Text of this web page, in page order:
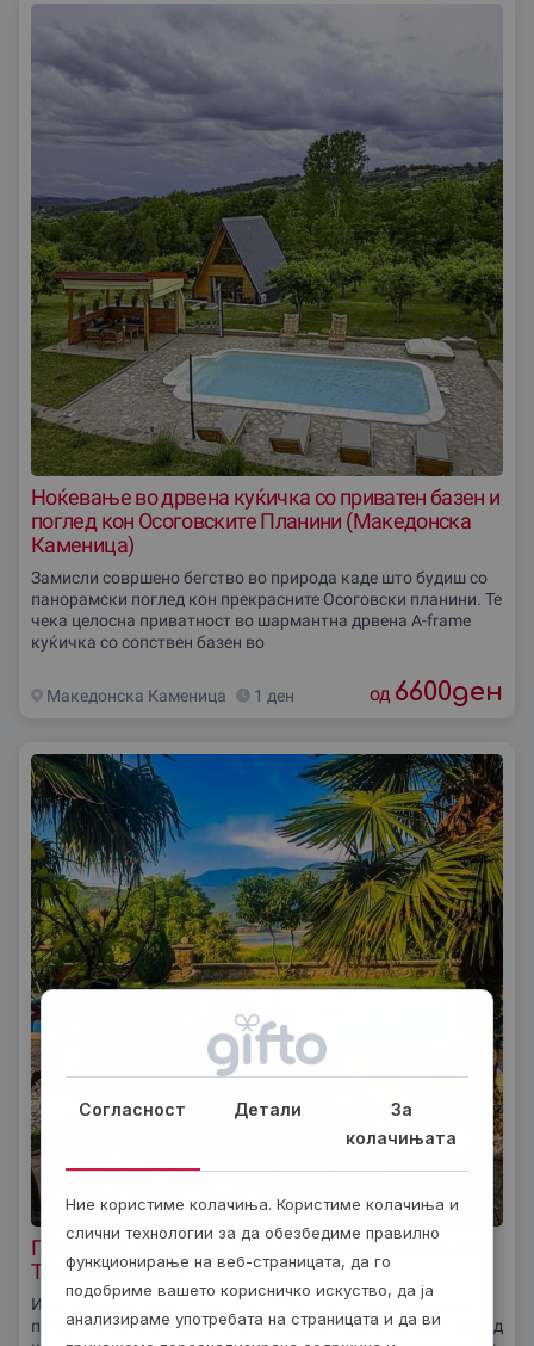
Ноќевање во дрвена куќичка со приватен базен и
поглед кон Осоговските Планини (Македонска
Каменица)
Замисли совршено бегство во природа каде што будиш со
панорамски поглед кон прекрасните Осоговски планини. Те
чека целосна приватност во шармантна дрвена А-frame
куќичка со сопствен базен во
Македонска Каменица 1 ден од 6600ден
Престој во Villa Exotic: Мир и луксуз со поглед на
Тиквешко езеро
Исклучиво за твоето друштво, Villa Exotic нуди престој во
приватна вила опкружена со природа и величествен поглед
Согласност Детали
За
колачињата
Ние користиме колачиња. Користиме колачиња и
слични технологии за да обезбедиме правилно
функционирање на веб-страницата, да го
подобриме вашето корисничко искуство, да ја
анализираме употребата на страницата и да ви